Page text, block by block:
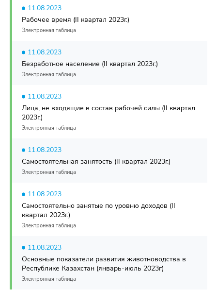
11.08.2023
Рабочее время (II квартал 2023г.)
Электронная таблица
11.08.2023
Безработное население (II квартал 2023г.)
Электронная таблица
11.08.2023
Лица, не входящие в состав рабочей силы (II квартал
2023г.)
Электронная таблица
11.08.2023
Самостоятельная занятость (II квартал 2023г.)
Электронная таблица
11.08.2023
Самостоятельно занятые по уровню доходов (II
квартал 2023г.)
Электронная таблица
11.08.2023
Основные показатели развития животноводства в
Республике Казахстан (январь-июль 2023г)
Электронная таблица